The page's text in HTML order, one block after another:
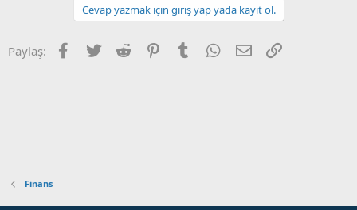
Cevap yazmak için giriş yap yada kayıt ol.
Paylaş: Facebook
Twitter Reddit PinterestTumblr WhatsApp
E-posta
Finans